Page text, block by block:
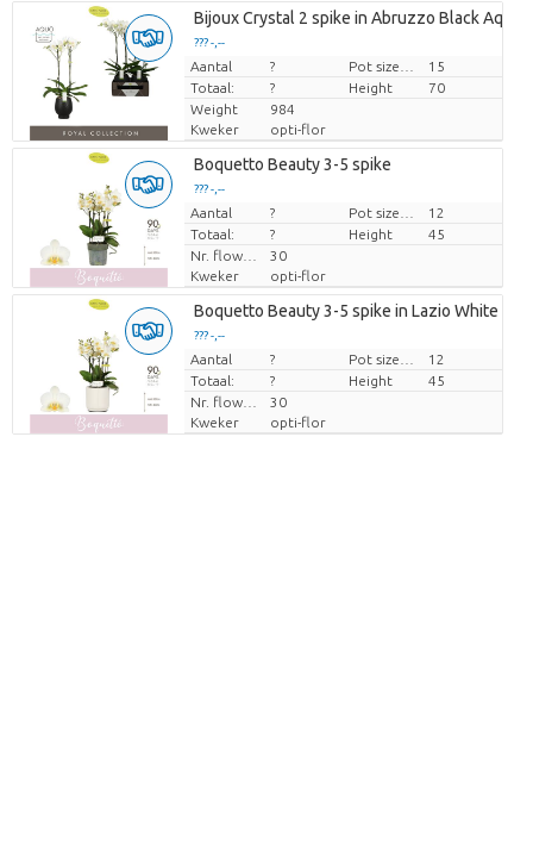
Bijoux Crystal 2 spike in Abruzzo Black Aquo
??? -,--
Prijs per stuk
Aantal ?
15
Totaal:
? Height
70
Weight
984
Kweker
opti-flor
Boquetto Beauty 3-5 spike
??? -,--
Prijs per stuk
Aantal ?
12
Totaal:
? Height
45
Nr. flower/pot
30
Kweker
opti-flor
Boquetto Beauty 3-5 spike in Lazio White
??? -,--
Prijs per stuk
Aantal ?
12
Totaal:
? Height
45
Nr. flower/pot
30
Kweker
opti-flor